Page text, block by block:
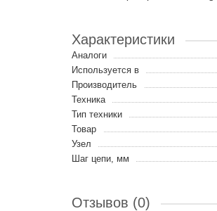
Характеристики
Аналоги
Используется в
Производитель
Техника
Тип техники
Товар
Узел
Шаг цепи, мм
Отзывов (0)